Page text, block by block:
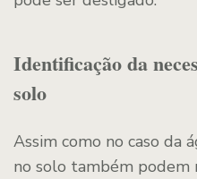
Identificação da
solo
Assim como no caso da
no solo também podem